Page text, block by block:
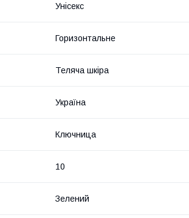
Унісекс
Горизонтальне
Теляча шкіра
Україна
Ключница
10
Зелений